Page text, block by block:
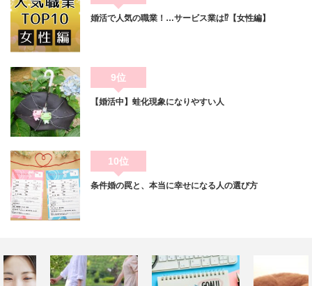
婚活で人気の職業！…サービス業は⁉【女性編】
9位
【婚活中】蛙化現象になりやすい人
10位
条件婚の罠と、本当に幸せになる人の選び方